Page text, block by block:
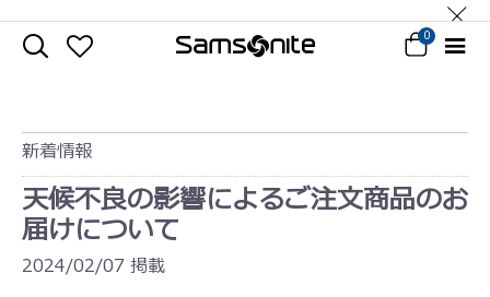
0
新着情報
天候不良の影響によるご注文商品のお
届けについて
2024/02/07 掲載